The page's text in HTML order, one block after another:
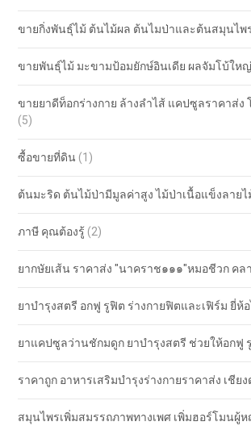
ขายกิ่งพันธุ์ไม้ ต้นไม้ผล ต้นไมป่าและต้นสมุนไพ
ขายพันธุ์ไม้ มะขามป้อมยักษ์อินเดีย ผลจัมโบ้ให
ขายยาดีท็อกร่างกาย ล้างลำไส้ แคปซูลราคาส่ง
(5)
ซื้อขายที่ดิน (1)
ต้นมะริด ต้นไม้ป่ามีมูลค่าสูง ไม้ป่าเนื้อแข็งลายไ
ภาษี คุณต้องรู้ (2)
ยากษัยเส้น ราคาส่ง "นาคราช๑๑๑"หมอชีวก คล
ยาบำรุงสตรี อกฟู รูฟิต ร่างกายฟิตและเฟิร์ม ยี่ห้
ยาแคปซูลว่านชักมดูก ยาบำรุงสตรี ช่วยให้อกฟู
ราคาถูก อาหารเสริมบำรุงร่างกายราคาส่ง เชียง
สมุนไพรเพิ่มสมรรถภาพทางเพศ เพิ่มฮอร์โมนผู้